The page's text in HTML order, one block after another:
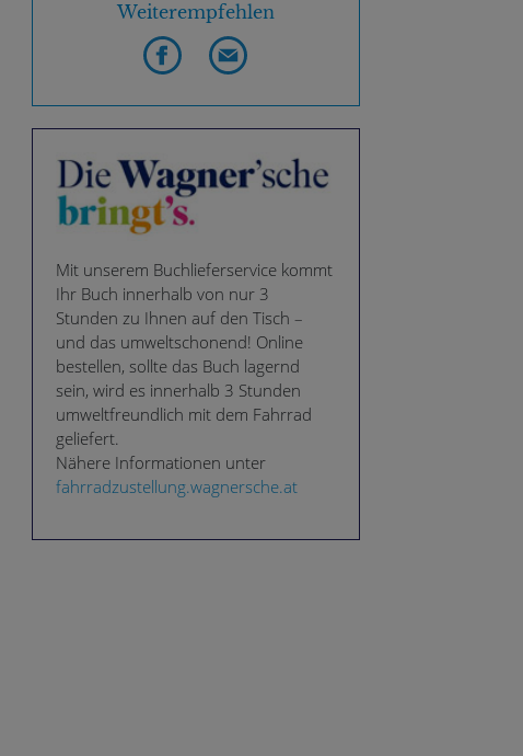
Weiterempfehlen
Mit unserem Buchlieferservice kommt
Ihr Buch innerhalb von nur 3
Stunden zu Ihnen auf den Tisch –
und das umweltschonend! Online
bestellen, sollte das Buch lagernd
sein, wird es innerhalb 3 Stunden
umweltfreundlich mit dem Fahrrad
geliefert.
Nähere Informationen unter
fahrradzustellung.wagnersche.at